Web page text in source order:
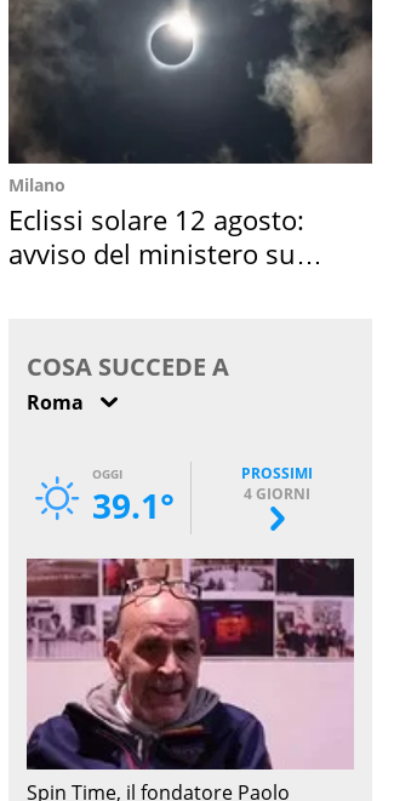
Milano
Eclissi solare 12 agosto:
avviso del ministero su